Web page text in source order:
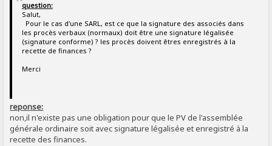
question:
Salut,
Pour le cas d'une SARL, est ce que la signature des associés dans
les procès verbaux (normaux) doit être une signature légalisée
(signature conforme) ? les procès doivent êtres enregistrés à la
recette de finances ?
Merci
reponse:
non,il n'existe pas une obligation pour que le PV de l'assemblée
générale ordinaire soit avec signature légalisée et enregistré à la
recette des finances.